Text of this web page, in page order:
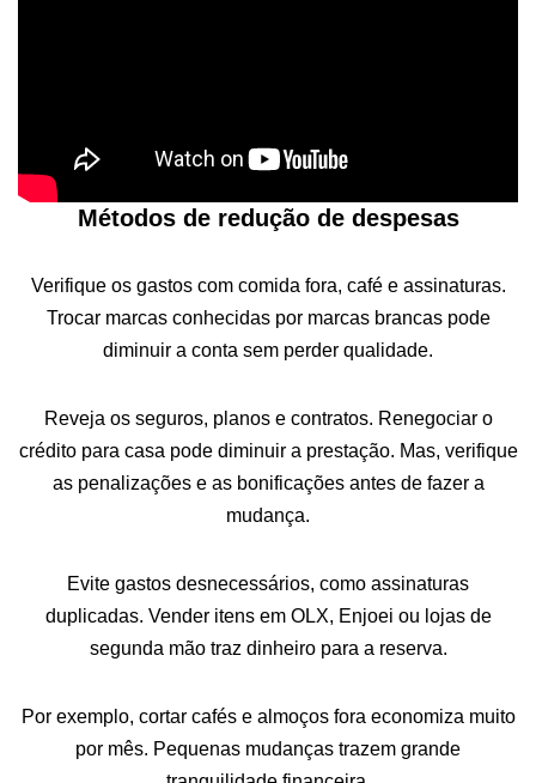
Métodos de redução de despesas
Verifique os gastos com comida fora, café e assinaturas.
Trocar marcas conhecidas por marcas brancas pode
diminuir a conta sem perder qualidade.
Reveja os seguros, planos e contratos. Renegociar o
crédito para casa pode diminuir a prestação. Mas, verifique
as penalizações e as bonificações antes de fazer a
mudança.
Evite gastos desnecessários, como assinaturas
duplicadas. Vender itens em OLX, Enjoei ou lojas de
segunda mão traz dinheiro para a reserva.
Por exemplo, cortar cafés e almoços fora economiza muito
por mês. Pequenas mudanças trazem grande